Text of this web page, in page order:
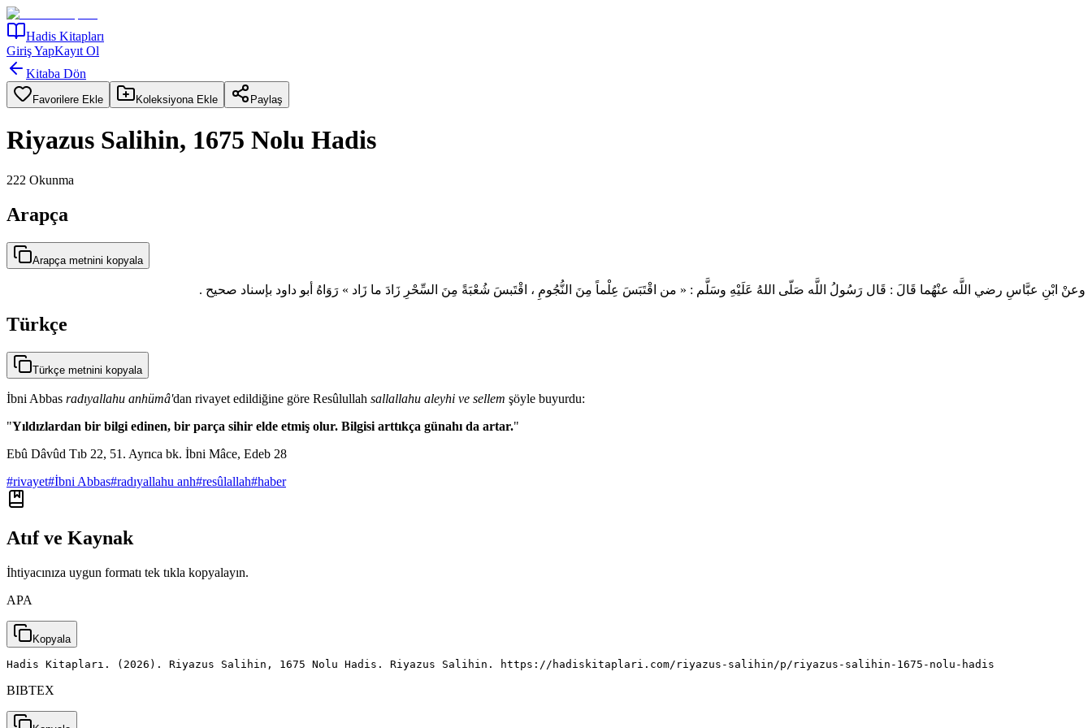
Hadis Kitapları
Giriş YapKayıt Ol
Kitaba Dön
Favorilere Ekle Koleksiyona Ekle Paylaş
Riyazus Salihin, 1675 Nolu Hadis
222 Okunma
Arapça
Arapça metnini kopyala
وعنْ ابْنِ عبَّاسِ رضي اللَّه عنْهُما قَالَ : قَال رَسُولُ اللَّه صَلّى اللهُ عَلَيْهِ وسَلَّم : « من اقْتَبَسَ عِلْماً مِنَ النُّجُومِ ، اقْتَبسَ شُعْبَةً مِنَ السِّحْرِ زَادَ ما زَاد » رَوَاهُ أبو داود بإسناد صحيح .
Türkçe
Türkçe metnini kopyala
İbni Abbas radıyallahu anhümâ'dan rivayet edildiğine göre Resûlullah sallallahu aleyhi ve sellem şöyle buyurdu:
"Yıldızlardan bir bilgi edinen, bir parça sihir elde etmiş olur. Bilgisi arttıkça günahı da artar."
Ebû Dâvûd Tıb 22, 51. Ayrıca bk. İbni Mâce, Edeb 28
#rivayet#İbni Abbas#radıyallahu anh#resûlallah#haber
Atıf ve Kaynak
İhtiyacınıza uygun formatı tek tıkla kopyalayın.
APA
Kopyala
Hadis Kitapları. (2026). Riyazus Salihin, 1675 Nolu Hadis. Riyazus Salihin. https://hadiskitaplari.com/riyazus-salihin/p/riyazus-salihin-1675-nolu-hadis
BIBTEX